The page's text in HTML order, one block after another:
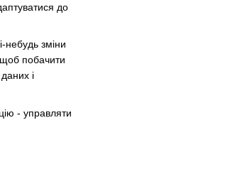
до
небудь зміни
щоб побачити
і
- управляти